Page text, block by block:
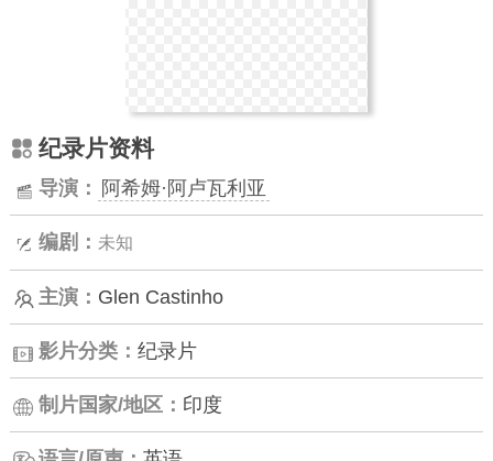
纪录片资料
导演： 阿希姆·阿卢瓦利亚
编剧： 未知
主演： Glen Castinho
影片分类： 纪录片
制片国家/地区： 印度